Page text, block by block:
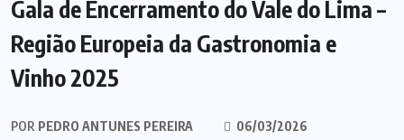
Gala de Encerramento do Vale do Lima –
Região Europeia da Gastronomia e
Vinho 2025
POR PEDRO ANTUNES PEREIRA
06/03/2026